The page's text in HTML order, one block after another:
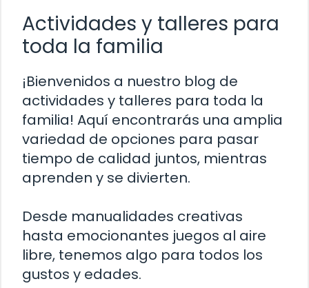
Actividades y talleres para
toda la familia
¡Bienvenidos a nuestro blog de
actividades y talleres para toda la
familia! Aquí encontrarás una amplia
variedad de opciones para pasar
tiempo de calidad juntos, mientras
aprenden y se divierten.
Desde manualidades creativas
hasta emocionantes juegos al aire
libre, tenemos algo para todos los
gustos y edades.